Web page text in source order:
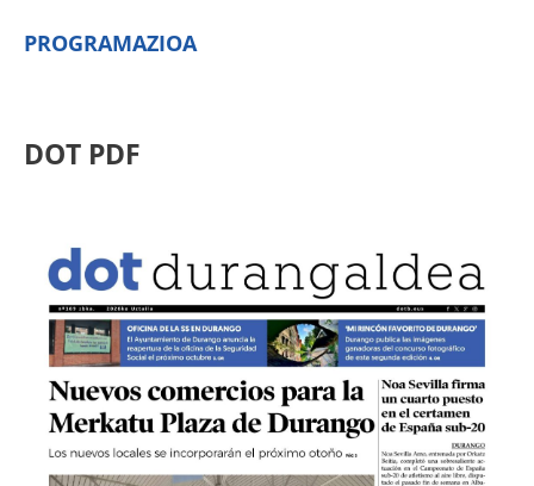
PROGRAMAZIOA
DOT PDF